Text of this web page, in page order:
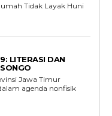
Tidak Layak Huni
LITERASI DAN
Jawa Timur
agenda nonfisik